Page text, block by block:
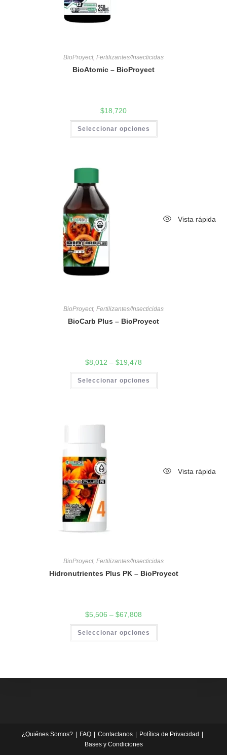
BioProyect, Fertilizantes/Insecticidas
BioAtomic – BioProyect
$18,720
Seleccionar opciones
Vista rápida
BioProyect, Fertilizantes/Insecticidas
BioCarb Plus – BioProyect
$8,012 – $19,478
Seleccionar opciones
Vista rápida
BioProyect, Fertilizantes/Insecticidas
Hidronutrientes Plus PK – BioProyect
$5,506 – $67,808
Seleccionar opciones
¿Quiénes Somos? FAQ Contactanos
Política de Privacidad
Bases y Condiciones